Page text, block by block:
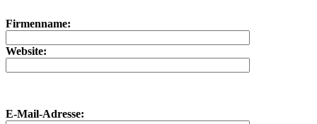
Firmenname:
Website:
E-Mail-Adresse: